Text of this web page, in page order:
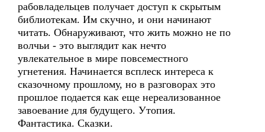
рабовладельцев получает доступ к скрытым
библиотекам. Им скучно, и они начинают
читать. Обнаруживают, что жить можно не по
волчьи - это выглядит как нечто
увлекательное в мире повсеместного
угнетения. Начинается всплеск интереса к
сказочному прошлому, но в разговорах это
прошлое подается как еще нереализованное
завоевание для будущего. Утопия.
Фантастика. Сказки.